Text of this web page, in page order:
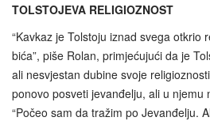
TOLSTOJEVA RELIGIOZNOST
“Kavkaz je Tolstoju iznad svega otkrio
bića”, piše Rolan, primjećujući da je
ali nesvjestan dubine svoje
ponovo posveti jevanđelju, ali u njemu
“Počeo sam da tražim po Jevanđelju.